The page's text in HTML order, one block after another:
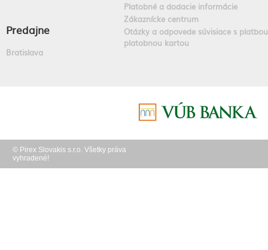
Predajne
Bratislava
Platobné a dodacie informácie
Zákaznícke centrum
Otázky a odpovede súvisiace s platbou
platobnou kartou
© Pirex Slovakis s.r.o. Všetky práva
vyhradené!